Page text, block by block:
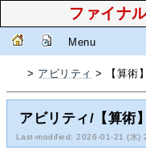
ファイナ
Menu
> アビリティ > 【算術】
アビリティ/【算術】
Last-modified: 2026-01-21 (水)